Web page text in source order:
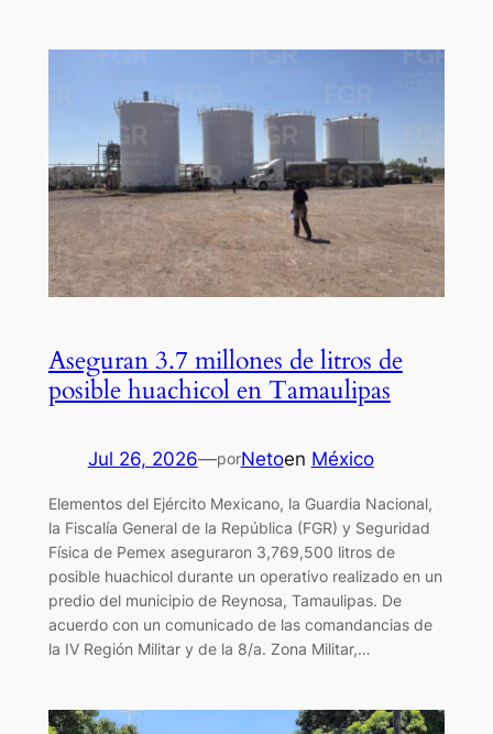
Aseguran 3.7 millones de litros de
posible huachicol en Tamaulipas
Jul 26, 2026—porNetoen México
Elementos del Ejército Mexicano, la Guardia Nacional,
la Fiscalía General de la República (FGR) y Seguridad
Física de Pemex aseguraron 3,769,500 litros de
posible huachicol durante un operativo realizado en un
predio del municipio de Reynosa, Tamaulipas. De
acuerdo con un comunicado de las comandancias de
la IV Región Militar y de la 8/a. Zona Militar,…